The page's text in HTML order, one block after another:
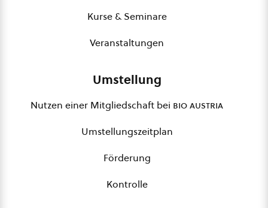
Kurse & Seminare
Veranstaltungen
Umstellung
Nutzen einer Mitgliedschaft bei bio austria
Umstellungszeitplan
Förderung
Kontrolle